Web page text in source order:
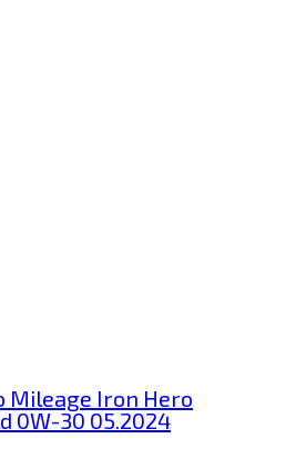
Mileage Iron Hero
0W-30 05.2024